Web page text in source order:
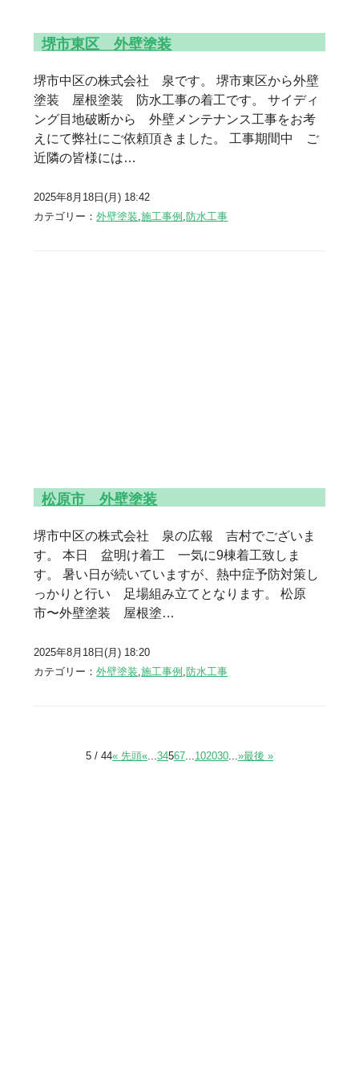
堺市東区 外壁塗装
堺市中区の株式会社 泉です。 堺市東区から外壁
塗装 屋根塗装 防水工事の着工です。 サイディ
ング目地破断から 外壁メンテナンス工事をお考
えにて弊社にご依頼頂きました。 工事期間中 ご
近隣の皆様には…
2025年8月18日(月) 18:42
カテゴリー：外壁塗装,施工事例 ,防水工事
松原市 外壁塗装
堺市中区の株式会社 泉の広報 吉村でございま
す。 本日 盆明け着工 一気に9棟着工致しま
す。 暑い日が続いていますが、熱中症予防対策し
っかりと行い 足場組み立てとなります。 松原
市〜外壁塗装 屋根塗…
2025年8月18日(月) 18:20
カテゴリー：外壁塗装,施工事例 ,防水工事
5 / 44« 先頭«...34567...102030...»最後 »